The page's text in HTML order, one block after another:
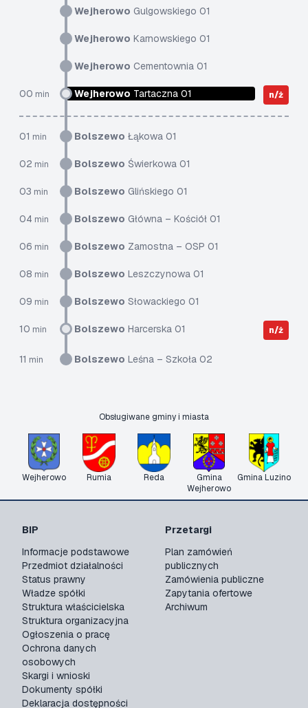
Wejherowo Gulgowskiego 01
Wejherowo Karnowskiego 01
Wejherowo Cementownia 01
00 min Wejherowo Tartaczna 01 n/ż
01 min Bolszewo Łąkowa 01
02 min Bolszewo Świerkowa 01
03 min Bolszewo Glińskiego 01
04 min Bolszewo Główna – Kościół 01
06 min Bolszewo Zamostna – OSP 01
08 min Bolszewo Leszczynowa 01
09 min Bolszewo Słowackiego 01
10 min Bolszewo Harcerska 01 n/ż
11 min Bolszewo Leśna – Szkoła 02
Obsługiwane gminy i miasta
Wejherowo Rumia Reda
Gmina
Wejherowo
Gmina Luzino
BIP
Informacje podstawowe
Przedmiot działalności
Status prawny
Władze spółki
Struktura właścicielska
Struktura organizacyjna
Ogłoszenia o pracę
Ochrona danych
osobowych
Skargi i wnioski
Dokumenty spółki
Deklaracja dostępności
Przetargi
Plan zamówień
publicznych
Zamówienia publiczne
Zapytania ofertowe
Archiwum